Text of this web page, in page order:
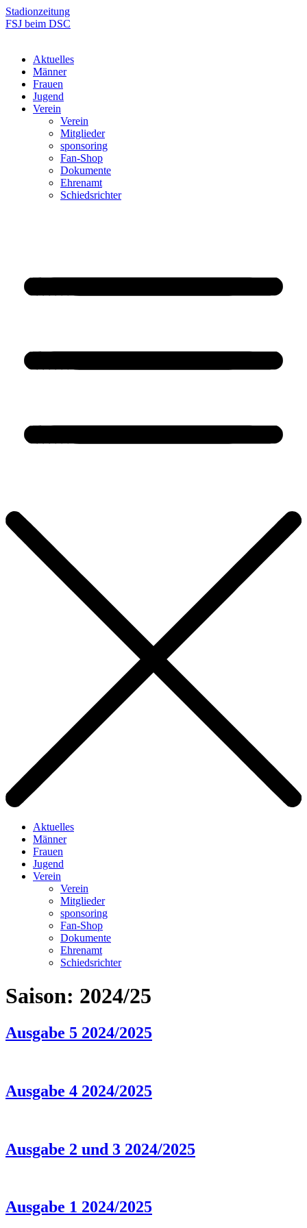
Zum
Inhalt
Stadionzeitung
FSJ beim DSC
Aktuelles
Männer
Frauen
Jugend
Verein
Verein
Mitglieder
sponsoring
Fan-Shop
Dokumente
Ehrenamt
Schiedsrichter
Aktuelles
Männer
Frauen
Jugend
Verein
Verein
Mitglieder
sponsoring
Fan-Shop
Dokumente
Ehrenamt
Schiedsrichter
Saison: 2024/25
Ausgabe 5 2024/2025
Ausgabe 4 2024/2025
Ausgabe 2 und 3 2024/2025
Ausgabe 1 2024/2025